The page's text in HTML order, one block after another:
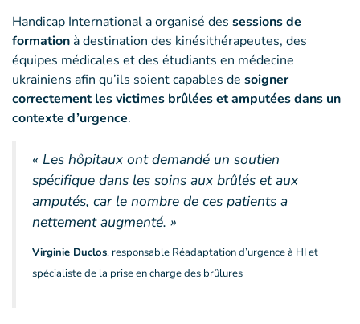
Handicap International a organisé des sessions de
formationà destination des kinésithérapeutes, des
équipes médicales et des étudiants en médecine
ukrainiens afin qu’ils soient capables de soigner
correctement les victimes brûlées et amputées dans un
contexte d’urgence.
« Les hôpitaux ont demandé un soutien
spécifique dans les soins aux brûlés et aux
amputés, car le nombre de ces patients a
nettement augmenté. »
Virginie Duclos, responsable Réadaptation d’urgence à HI et
spécialiste de la prise en charge des brûlures